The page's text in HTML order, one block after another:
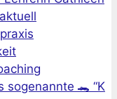
sogenannte 🐊 “K